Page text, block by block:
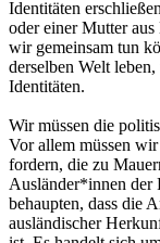
Identitäten
oder einer Mutter
wir gemeinsam tun
derselben Welt
Identitäten.
Wir müssen die
Vor allem müssen
fordern, die zu
Ausländer*innen der
behaupten, dass die
ausländischer